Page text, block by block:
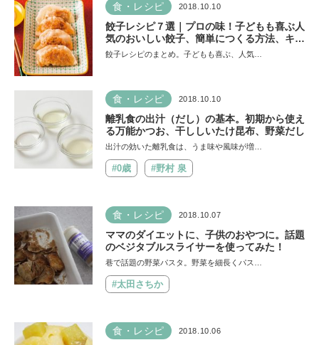
食・レシピ 2018.10.10
餃子レシピ７選｜プロの味！子どもも喜ぶ人
気のおいしい餃子、簡単につくる方法、キャ
ベツを使った棒餃子など
餃子レシピのまとめ。子どもも喜ぶ、人気…
食・レシピ 2018.10.10
離乳食の出汁（だし）の基本。初期から使え
る万能かつお、干ししいたけ昆布、野菜だし
出汁の効いた離乳食は、うま味や風味が増…
#0歳 #野村 泉
食・レシピ 2018.10.07
ママのダイエットに、子供のおやつに。話題
のベジタブルスライサーを使ってみた！
巷で話題の野菜パスタ。野菜を細長くパス…
#太田さちか
食・レシピ 2018.10.06